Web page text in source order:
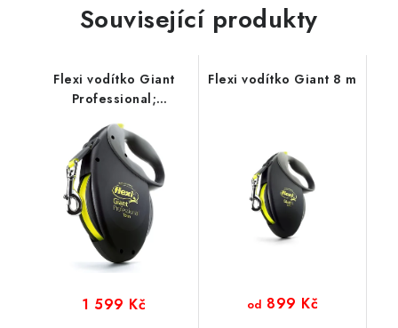
Související produkty
Flexi vodítko Giant
Professional;
10m/50kg
1 599 Kč
Flexi vodítko Giant 8 m
od 899 Kč